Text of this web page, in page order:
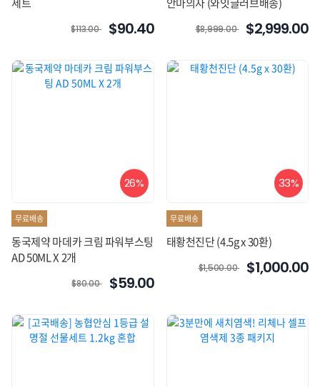
$113.00 $90.40 $8,999.00 $2,999.00
26%
무료배송
동국제약 마데카 크림 파워부스팅
AD 50ML X 2개
$80.00 $59.00
33%
무료배송
태황천진단 (4.5g x 30환)
$1,500.00 $1,000.00